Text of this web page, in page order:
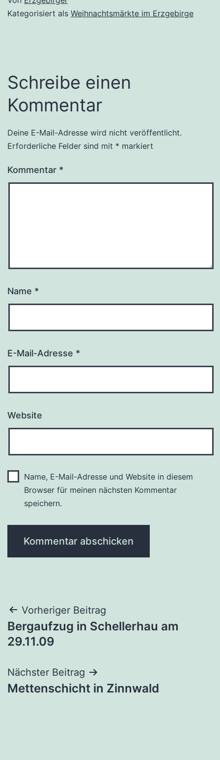
Kategorisiert als Weihnachtsmärkte im Erzgebirge
Schreibe einen
Kommentar
Deine E-Mail-Adresse wird nicht veröffentlicht.
Erforderliche Felder sind mit * markiert
Kommentar *
Name *
E-Mail-Adresse *
Website
Name, E-Mail-Adresse und Website in diesem
Browser für meinen nächsten Kommentar
speichern.
Beitragsnavigation
Vorheriger Beitrag
Bergaufzug in Schellerhau am
29.11.09
Nächster Beitrag
Mettenschicht in Zinnwald